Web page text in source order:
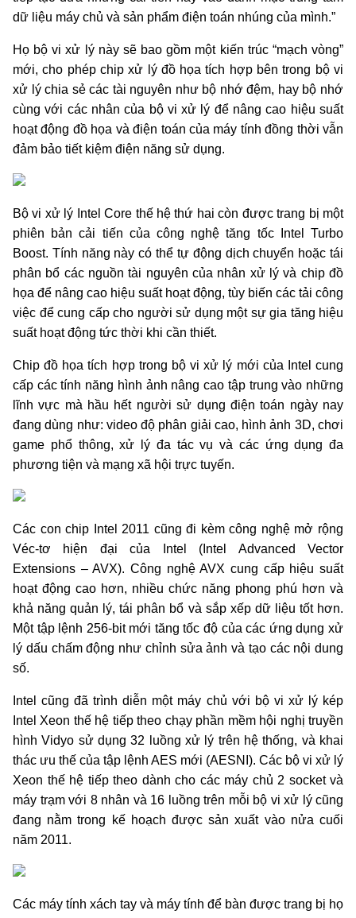
dữ liệu máy chủ và sản phẩm điện toán nhúng của mình.”
Họ bộ vi xử lý này sẽ bao gồm một kiến trúc “mạch vòng”
mới, cho phép chip xử lý đồ họa tích hợp bên trong bộ vi
xử lý chia sẻ các tài nguyên như bộ nhớ đệm, hay bộ nhớ
cùng với các nhân của bộ vi xử lý để nâng cao hiệu suất
hoạt động đồ họa và điện toán của máy tính đồng thời vẫn
đảm bảo tiết kiệm điện năng sử dụng.
Bộ vi xử lý Intel Core thế hệ thứ hai còn được trang bị một
phiên bản cải tiến của công nghệ tăng tốc Intel Turbo
Boost. Tính năng này có thể tự động dịch chuyển hoặc tái
phân bổ các nguồn tài nguyên của nhân xử lý và chip đồ
họa để nâng cao hiệu suất hoạt động, tùy biến các tải công
việc để cung cấp cho người sử dụng một sự gia tăng hiệu
suất hoạt động tức thời khi cần thiết.
Chip đồ họa tích hợp trong bộ vi xử lý mới của Intel cung
cấp các tính năng hình ảnh nâng cao tập trung vào những
lĩnh vực mà hầu hết người sử dụng điện toán ngày nay
đang dùng như: video độ phân giải cao, hình ảnh 3D, chơi
game phổ thông, xử lý đa tác vụ và các ứng dụng đa
phương tiện và mạng xã hội trực tuyến.
Các con chip Intel 2011 cũng đi kèm công nghệ mở rộng
Véc-tơ hiện đại của Intel (Intel Advanced Vector
Extensions – AVX). Công nghệ AVX cung cấp hiệu suất
hoạt động cao hơn, nhiều chức năng phong phú hơn và
khả năng quản lý, tái phân bổ và sắp xếp dữ liệu tốt hơn.
Một tập lệnh 256-bit mới tăng tốc độ của các ứng dụng xử
lý dấu chấm động như chỉnh sửa ảnh và tạo các nội dung
số.
Intel cũng đã trình diễn một máy chủ với bộ vi xử lý kép
Intel Xeon thế hệ tiếp theo chạy phần mềm hội nghị truyền
hình Vidyo sử dụng 32 luồng xử lý trên hệ thống, và khai
thác ưu thế của tập lệnh AES mới (AESNI). Các bộ vi xử lý
Xeon thế hệ tiếp theo dành cho các máy chủ 2 socket và
máy trạm với 8 nhân và 16 luồng trên mỗi bộ vi xử lý cũng
đang nằm trong kế hoạch được sản xuất vào nửa cuối
năm 2011.
Các máy tính xách tay và máy tính để bàn được trang bị họ